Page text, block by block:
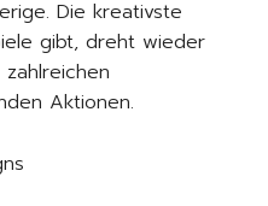
Die kreativste
gibt, dreht wieder
Aktionen.